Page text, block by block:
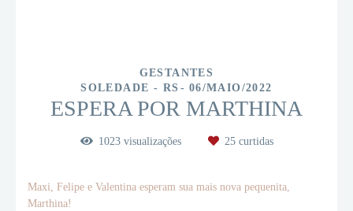
GESTANTES
SOLEDADE - RS
06/MAIO/2022
ESPERA POR MARTHINA
1023visualizações 25curtidas
Maxi, Felipe e Valentina esperam sua mais nova pequenita,
Marthina!